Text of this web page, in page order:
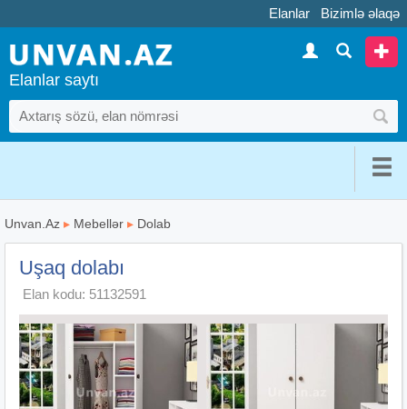
Elanlar Bizimlə əlaqə
Elanlar saytı
Unvan.Az ▸ Mebellər ▸ Dolab
Uşaq dolabı
Elan kodu: 51132591